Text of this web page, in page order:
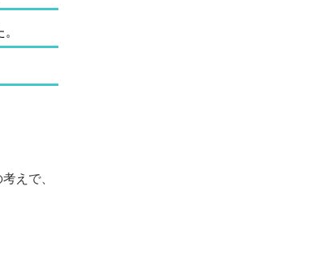
考えで、